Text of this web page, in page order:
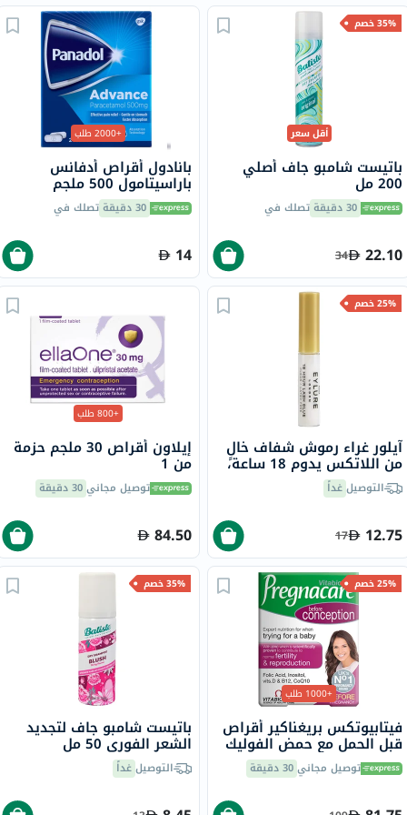
35% خصم
أقل سعر
باتيست شامبو جاف أصلي
200 مل
30 دقيقة تصلك في
22.10
34
+2000 طلب
بانادول أقراص أدفانس
باراسيتامول 500 ملجم
قرص 30 دقيقة تصلك في
14
25% خصم
آيلور غراء رموش شفاف خالٍ
من اللاتكس يدوم 18 ساعة،
4.5 ملالتوصيلغداً
12.75
17
+800 طلب
إيلاون أقراص 30 ملجم حزمة
من 1
توصيل مجاني30 دقيقة
84.50
25% خصم
+1000 طلب
فيتابيوتكس بريغناكير أقراص
قبل الحمل مع حمض الفوليك
لتحسين الخصوبة والتكاثر
حزمة من 30توصيل مجاني30 دقيقة
35% خصم
باتيست شامبو جاف لتجديد
الشعر الفوري 50 مل
التوصيلغداً